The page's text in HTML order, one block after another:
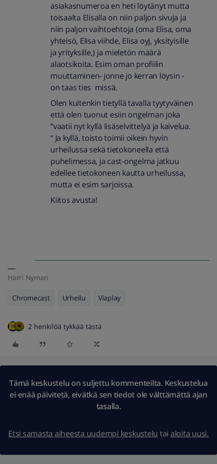
asiakasnumeroa en heti löytänyt mutta
toisaalta Elisalla on niin paljon sivuja ja
niin paljon vaihtoehtoja (oma Elisa, oma
yhteisö, Elisa viihde, Elisa oyj, yksityisille
ja yrityksille,) ja mieletön määrä
alaotsikoita. Esim oman profiilin
muuttaminen- jonne jo kerran löysin -
on taas ties missä.
Olen kuitenkin tietyllä tavalla tyytyväinen
että olen tuonut esiin ongelman joka
“vaatii nyt kyllä lisäselvittelyä ja kaivelua.
“ Ja kyllä, toisto toimii oikein hyvin
urheilussa sekä tietokoneella että
puhelimessa, ja cast-ongelma jatkuu
edellee tietokoneen kautta urheilussa,
mutta ei esim sarjoissa.
Kiitos avusta!
Harri Nyman
Chromecast Urheilu Viaplay
2 henkilöä tykkää tästä
Tämä keskustelu on suljettu kommenteilta. Keskustelua
ei enää päivitetä, eivätkä sen tiedot ole välttämättä ajan
tasalla.
Etsi samasta aiheesta uudempi keskustelu tai aloita uusi.